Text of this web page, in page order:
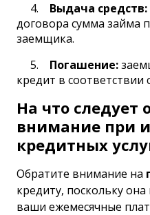
Выдача средств:
договора сумма займа
заемщика.
Погашение:
кредит в соответствии
На что следует
внимание при
кредитных
Обратите внимание на
кредиту, поскольку
ваши ежемесячные